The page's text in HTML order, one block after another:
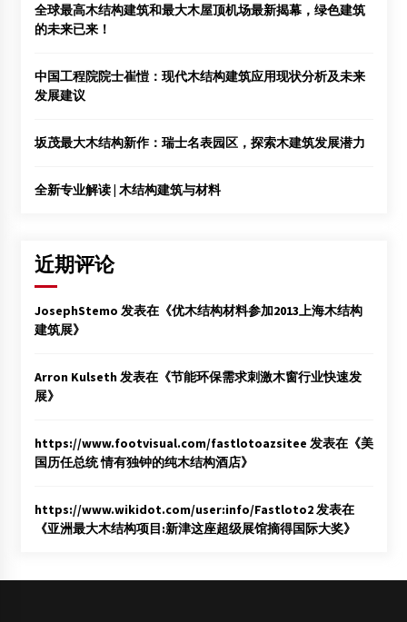
全球最高木结构建筑和最大木屋顶机场最新揭幕，绿色建筑
的未来已来！
中国工程院院士崔愷：现代木结构建筑应用现状分析及未来
发展建议
坂茂最大木结构新作：瑞士名表园区，探索木建筑发展潜力
全新专业解读 | 木结构建筑与材料
近期评论
JosephStemo 发表在《优木结构材料参加2013上海木结构
建筑展》
Arron Kulseth发表在《节能环保需求刺激木窗行业快速发
展》
https://www.footvisual.com/fastlotoazsitee 发表在《美
国历任总统 情有独钟的纯木结构酒店》
https://www.wikidot.com/user:info/Fastloto2发表在
《亚洲最大木结构项目:新津这座超级展馆摘得国际大奖》